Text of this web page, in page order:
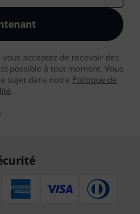
acceptez de recevoir des
possible à tout moment. Vous
sujet dans notre Politique de
.